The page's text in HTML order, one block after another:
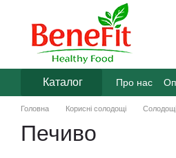
Перейти до основного контенту
Каталог Про нас
Головна Корисні солодощі
Печиво